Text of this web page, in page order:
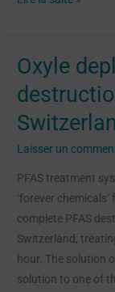
Oxyle
Laisser un
PFAS treatment
‘forever
complete PFAS
Switzerland,
hour. The solution
solution to one of
Oxyle
deploys
first
PFAS
destruction
in
Switzerland